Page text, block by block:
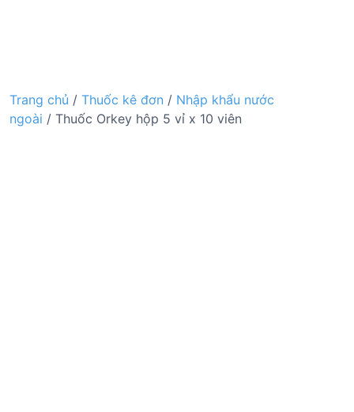
Trang chủ / Thuốc kê đơn / Nhập khẩu nước
ngoài / Thuốc Orkey hộp 5 vỉ x 10 viên